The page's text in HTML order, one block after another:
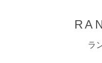
ラ